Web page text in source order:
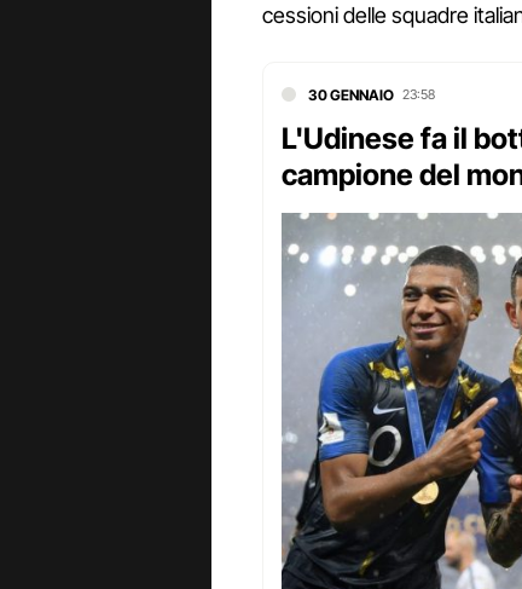
cessioni delle squadre
30 GENNAIO 23:58
L'Udinese fa il
campione del